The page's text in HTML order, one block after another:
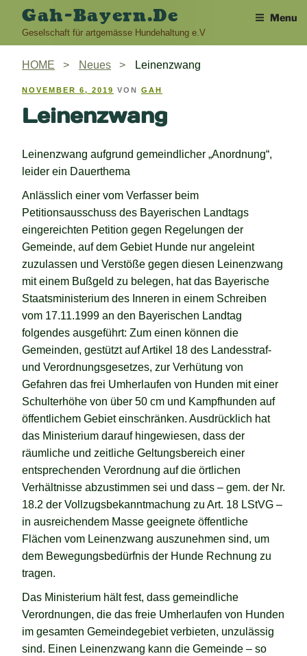
Gah-Bayern.de
Geselschaft für artgemässe Hundehaltung e.V
Menu
HOME Neues Leinenzwang
VERÖFFENTLICHT
NOVEMBER 6, 2019 VON GAH
Leinenzwang
Leinenzwang aufgrund gemeindlicher „Anordnung“,
leider ein Dauerthema
Anlässlich einer vom Verfasser beim
Petitionsausschuss des Bayerischen Landtags
eingereichten Petition gegen Regelungen der
Gemeinde, auf dem Gebiet Hunde nur angeleint
zuzulassen und Verstöße gegen diesen Leinenzwang
mit einem Bußgeld zu belegen, hat das Bayerische
Staatsministerium des Inneren in einem Schreiben
vom 17.11.1999 an den Bayerischen Landtag
folgendes ausgeführt: Zum einen können die
Gemeinden, gestützt auf Artikel 18 des Landesstraf-
und Verordnungsgesetzes, zur Verhütung von
Gefahren das frei Umherlaufen von Hunden mit einer
Schulterhöhe von über 50 cm und Kampfhunden auf
öffentlichem Gebiet einschränken. Ausdrücklich hat
das Ministerium darauf hingewiesen, dass der
räumliche und zeitliche Geltungsbereich einer
entsprechenden Verordnung auf die örtlichen
Verhältnisse abzustimmen sei und dass – gem. der Nr.
18.2 der Vollzugsbekanntmachung zu Art. 18 LStVG –
in ausreichendem Masse geeignete öffentliche
Flächen vom Leinenzwang auszunehmen sind, um
dem Bewegungsbedürfnis der Hunde Rechnung zu
tragen.
Das Ministerium hält fest, dass gemeindliche
Verordnungen, die das freie Umherlaufen von Hunden
im gesamten Gemeindegebiet verbieten, unzulässig
sind. Einen Leinenzwang kann die Gemeinde – so